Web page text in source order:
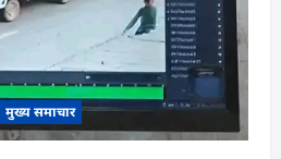
मुख्य समाचार